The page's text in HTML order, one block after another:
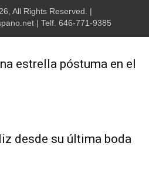
All Rights Reserved. |
| Telf. 646-771-9385
estrella póstuma en el
desde su última boda